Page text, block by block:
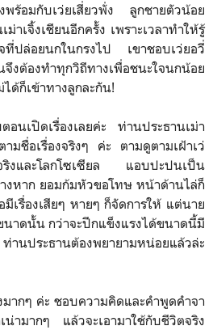
พร้อมกับเว่ยเสี่ยวพั่ง ลูกชายตัวน้อย
าเจิ้งเชียนอีกครั้ง เพราะเวลาทำให้รู้
จที่ปล่อยนกในกรงไป เขาชอบเว่ยอวี่
งต้องทำทุกวิถีทางเพื่อชนะใจนกน้อย
ด้ก็เข้าทางลูกละกัน!
นเปิดเรื่องเลยค่ะ ท่านประธานเม่า
ามชื่อเรื่องจริงๆ ค่ะ ตามดูตามเฝ้าเว่
ริงและโลกโซเซียล แอบปะปนเป็น
หาก ยอมก้มหัวขอโทษ หน้าด้านไล่ก็
เรื่องเสียๆ หายๆ ก็จัดการให้ แต่นาย
นาดนั้น กว่าจะปีกแข็งแรงได้ขนาดนี้มี
ท่านประธานต้องพยายามหน่อยแล้วล่ะ
มากๆ ค่ะ ชอบความคิดและคำพูดคำจา
น่ามากๆ แล้วจะเอามาใช้กับชีวิตจริง